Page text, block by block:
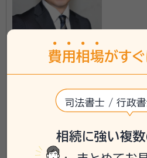
富山県に対応可能
アクセス
「魚津駅」より徒歩約15分
富山県魚津市江口22ウオ
\「いい相続」にてご
お電話での
費用 相場がすぐ
司法書士 / 行政
相続に強い複